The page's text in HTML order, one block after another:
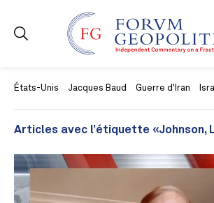
États-Unis Jacques Baud Guerre d'Iran
Articles avec l’étiquette «Johnson,